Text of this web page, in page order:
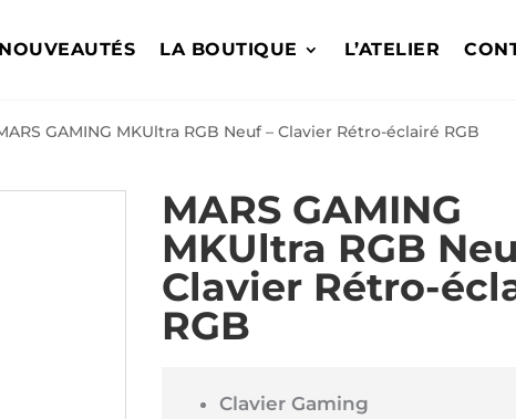
NOUVEAUTÉS LA BOUTIQUE L’ATELIER
GAMING MKUltra RGB Neuf – Clavier Rétro-éclairé RGB
MARS GAMING
MKUltra RGB
Clavier Rétro-
RGB
Clavier Gaming